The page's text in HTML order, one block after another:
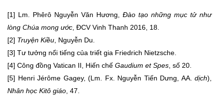
[1] Lm. Phêrô Nguyễn Văn Hương, Đào tạo những mục tử như
lòng Chúa mong ước , ĐCV Vinh Thanh 2016, 18.
[2] Truyện Kiều , Nguyễn Du.
[3] Tư tưởng nổi tiếng của triết gia Friedrich Nietzsche.
[4] Công đồng Vatican II, Hiến chế Gaudium et Spes , số 20.
[5] Henri Jérôme Gagey, (Lm. Fx. Nguyễn Tiến Dưng, AA. dịch),
Nhân học Kitô giáo , 47.